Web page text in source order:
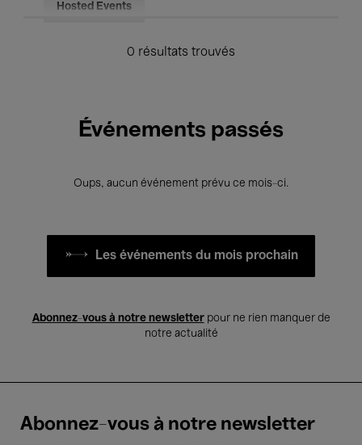
Hosted Events
0 résultats trouvés
Événements passés
Oups, aucun événement prévu ce mois-ci.
Les événements du mois prochain
Abonnez-vous à notre newsletterpour ne rien manquer de
notre actualité
Abonnez-vous à notre newsletter